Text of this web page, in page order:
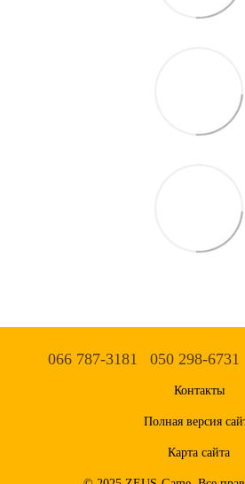
066 787-3181 050 298-6731
Контакты
Полная версия
Карта сайта